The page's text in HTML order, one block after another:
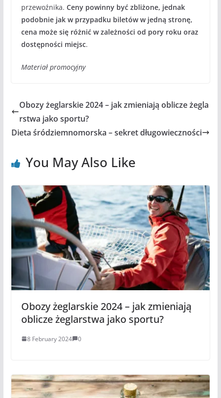
przewoźnika. Ceny powinny być zbliżone, jednak
podobnie jak w przypadku biletów w jedną stronę,
cena może się różnić w zależności od pory roku oraz
dostępności miejsc.
Materiał promocyjny
Obozy żeglarskie 2024 – jak zmieniają oblicze żegla
rstwa jako sportu?
Dieta śródziemnomorska – sekret długowieczności
You May Also Like
Obozy żeglarskie 2024 – jak zmieniają
oblicze żeglarstwa jako sportu?
8 February 2024 0